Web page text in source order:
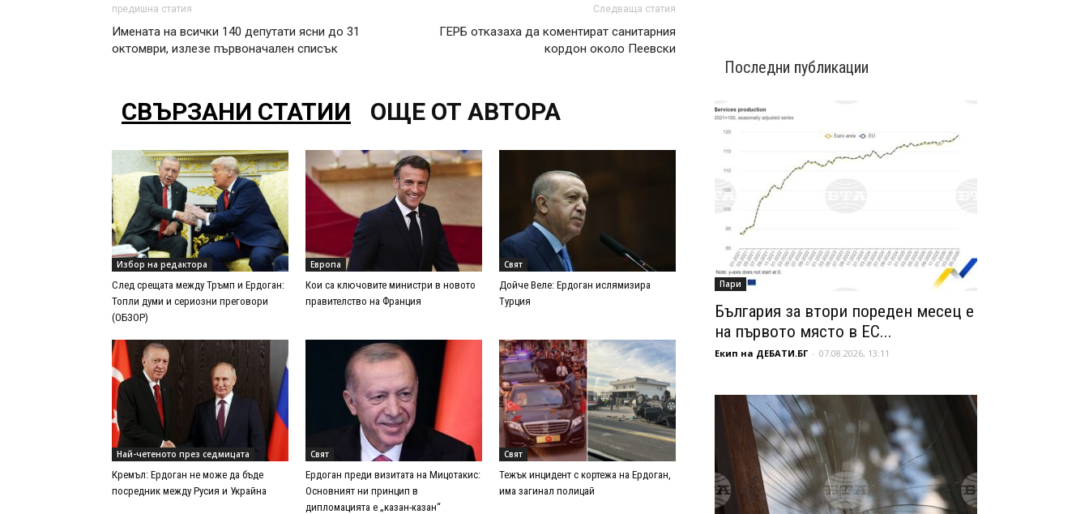
предишна статия
Имената на всички 140 депутати ясни до 31
октомври, излезе първоначален списък
Следваща статия
ГЕРБ отказаха да коментират санитарния
кордон около Пеевски
СВЪРЗАНИ СТАТИИ ОЩЕ ОТ АВТОРА
Избор на редактора
След срещата между Тръмп и Ердоган:
Топли думи и сериозни преговори
(ОБЗОР)
Европа
Кои са ключовите министри в новото
правителство на Франция
Свят
Дойче Веле: Ердоган ислямизира
Турция
Най-четеното през седмицата
Кремъл: Ердоган не може да бъде
посредник между Русия и Украйна
Свят
Ердоган преди визитата на Мицотакис:
Основният ни принцип в
дипломацията е „казан-казан“
Свят
Тежък инцидент с кортежа на Ердоган,
има загинал полицай
Последни публикации
Пари
България за втори пореден месец е
на първото място в ЕС...
Екип на ДЕБАТИ.БГ - 07.08.2026, 13:11